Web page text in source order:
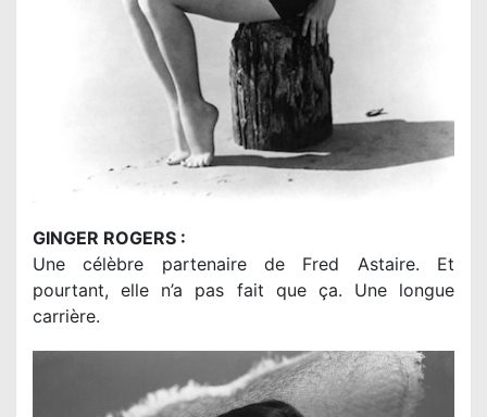
GINGER ROGERS :
Une célèbre partenaire de Fred Astaire. Et
pourtant, elle n’a pas fait que ça. Une longue
carrière.